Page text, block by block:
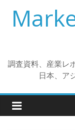
プ
調査資料、産業レ
日本、ア